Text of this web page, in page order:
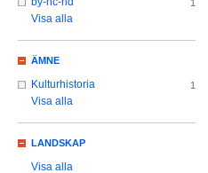
1
Visa alla
ÄMNE
Kulturhistoria 1
Visa alla
LANDSKAP
Visa alla